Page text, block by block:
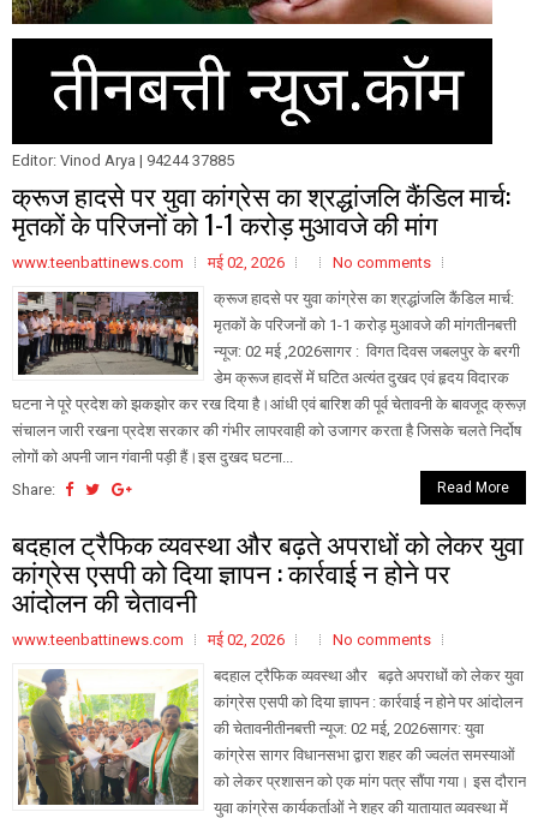
Editor: Vinod Arya | 94244 37885
क्रूज हादसे पर युवा कांग्रेस का श्रद्धांजलि कैंडिल मार्च:
मृतकों के परिजनों को 1-1 करोड़ मुआवजे की मांग
www.teenbattinews.com मई 02, 2026
No comments
क्रूज हादसे पर युवा कांग्रेस का श्रद्धांजलि कैंडिल मार्च:
मृतकों के परिजनों को 1-1 करोड़ मुआवजे की मांगतीनबत्ती
न्यूज: 02 मई ,2026सागर : विगत दिवस जबलपुर के बरगी
डेम क्रूज हादसें में घटित अत्यंत दुखद एवं हृदय विदारक
घटना ने पूरे प्रदेश को झकझोर कर रख दिया है।आंधी एवं बारिश की पूर्व चेतावनी के बावजूद क्रूज़
संचालन जारी रखना प्रदेश सरकार की गंभीर लापरवाही को उजागर करता है जिसके चलते निर्दोष
लोगों को अपनी जान गंवानी पड़ी हैं।इस दुखद घटना...
Share:
Read More
बदहाल ट्रैफिक व्यवस्था और बढ़ते अपराधों को लेकर युवा
कांग्रेस एसपी को दिया ज्ञापन : कार्रवाई न होने पर
आंदोलन की चेतावनी
www.teenbattinews.com मई 02, 2026
No comments
बदहाल ट्रैफिक व्यवस्था और बढ़ते अपराधों को लेकर युवा
कांग्रेस एसपी को दिया ज्ञापन : कार्रवाई न होने पर आंदोलन
की चेतावनीतीनबत्ती न्यूज: 02 मई, 2026सागर: युवा
कांग्रेस सागर विधानसभा द्वारा शहर की ज्वलंत समस्याओं
को लेकर प्रशासन को एक मांग पत्र सौंपा गया। इस दौरान
युवा कांग्रेस कार्यकर्ताओं ने शहर की यातायात व्यवस्था में